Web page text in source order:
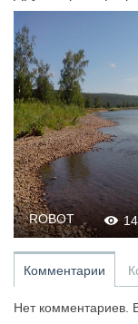
ROBOT
Комментарии
Нет комментариев.